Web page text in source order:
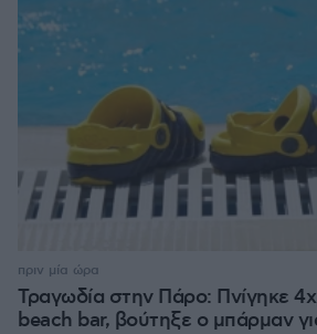
Τραγωδία στην Πάρο: Πνίγηκε
beach bar, βούτηξε ο μπάρμαν
πριν μία ώρα